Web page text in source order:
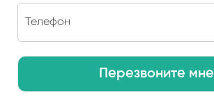
Перезвоните мне